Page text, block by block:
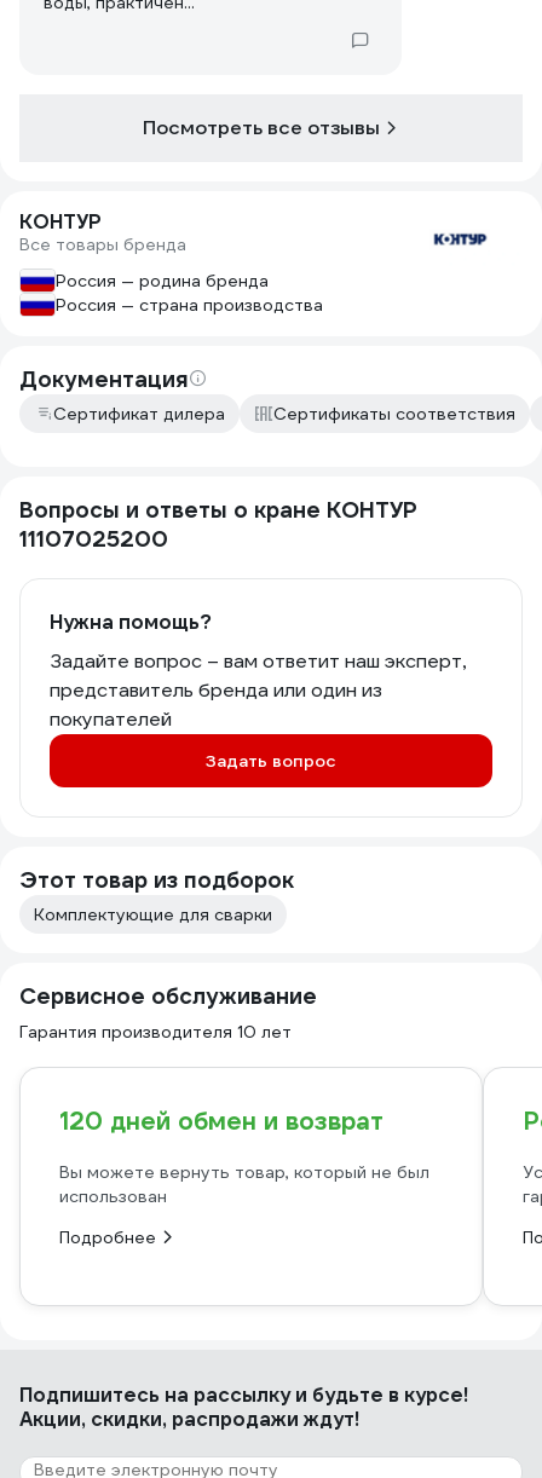
Посмотреть все отзывы
КОНТУР
Все товары бренда
Россия — родина бренда
Россия — страна производства
Документация
Сертификат дилера Сертификаты соответствия
Вопросы и ответы о кране КОНТУР
11107025200
Нужна помощь?
Задайте вопрос – вам ответит наш эксперт,
представитель бренда или один из
покупателей
Задать вопрос
Этот товар из подборок
Комплектующие для сварки
Сервисное обслуживание
Гарантия производителя 10 лет
120 дней обмен и возврат
Вы можете вернуть товар, который не был
использован
Подробнее
Подпишитесь на рассылкуи будьте в курсе!
Акции, скидки, распродажи ждут!